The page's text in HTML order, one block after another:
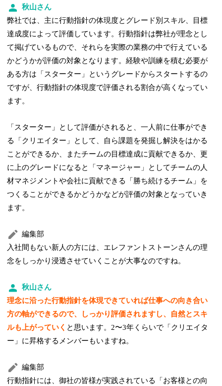
秋山さん
弊社では、主に行動指針の体現度とグレード別スキル、目標
達成度によって評価しています。行動指針は弊社が理念とし
て掲げているもので、それらを実際の業務の中で行えている
かどうかが評価の対象となります。経験や訓練を積む必要が
ある方は「スターター」というグレードからスタートするの
ですが、行動指針の体現度で評価される割合が高くなってい
ます。
「スターター」として評価がされると、一人前に仕事ができ
る「クリエイター」として、自ら課題を発掘し解決をはかる
ことができるか、またチームの目標達成に貢献できるか、更
に上のグレードになると「マネージャー」としてチームの人
材マネジメントや会社に貢献できる「勝ち続けるチーム」を
つくることができるかどうかなどが評価の対象となっていき
ます。
編集部
入社間もない新人の方には、エレファントストーンさんの理
念をしっかり浸透させていくことが大事なのですね。
秋山さん
理念に沿った行動指針を体現できていれば仕事への向き合い
方の軸ができるので、しっかり評価されますし、自然とスキ
ルも上がっていく と思います。2〜3年くらいで「クリエイタ
ー」に昇格するメンバーもいますね。
編集部
行動指針には、御社の皆様が実践されている「お客様との向